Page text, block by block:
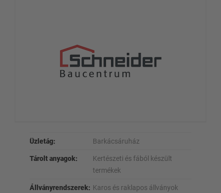
Üzletág: Barkácsáruház
Tárolt anyagok:
Kertészeti és fából készült
termékek
Állványrendszerek: Karos és raklapos állványok